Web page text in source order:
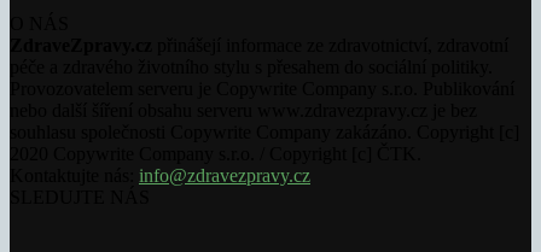
info@zdravezpravy.cz